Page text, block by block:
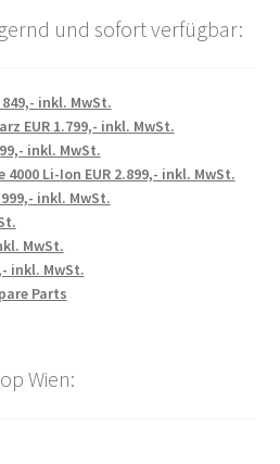
und sofort verfügbar:
inkl. MwSt.
EUR 1.799,- inkl. MwSt.
inkl. MwSt.
Li-Ion EUR 2.899,- inkl. MwSt.
inkl. MwSt.
MwSt.
inkl. MwSt.
Parts
Wien: